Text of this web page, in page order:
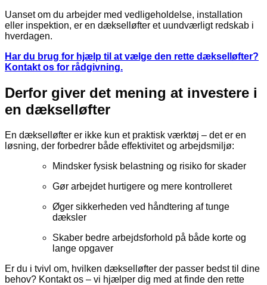
Uanset om du arbejder med vedligeholdelse, installation
eller inspektion, er en dækselløfter et uundværligt redskab i
hverdagen.
Har du brug for hjælp til at vælge den rette dækselløfter?
Kontakt os for rådgivning.
Derfor giver det mening at investere i
en dækselløfter
En dækselløfter er ikke kun et praktisk værktøj – det er en
løsning, der forbedrer både effektivitet og arbejdsmiljø:
Mindsker fysisk belastning og risiko for skader
Gør arbejdet hurtigere og mere kontrolleret
Øger sikkerheden ved håndtering af tunge
dæksler
Skaber bedre arbejdsforhold på både korte og
lange opgaver
Er du i tvivl om, hvilken dækselløfter der passer bedst til dine
behov? Kontakt os – vi hjælper dig med at finde den rette